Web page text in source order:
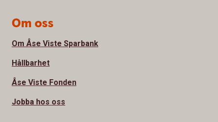
Om oss
Om Åse Viste Sparbank
Hållbarhet
Åse Viste Fonden
Jobba hos oss